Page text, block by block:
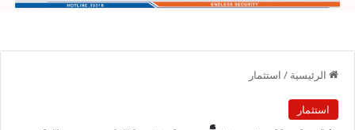
الرئيسية / استثمار
استثمار